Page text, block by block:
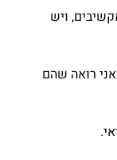
ויש
רואה שהם